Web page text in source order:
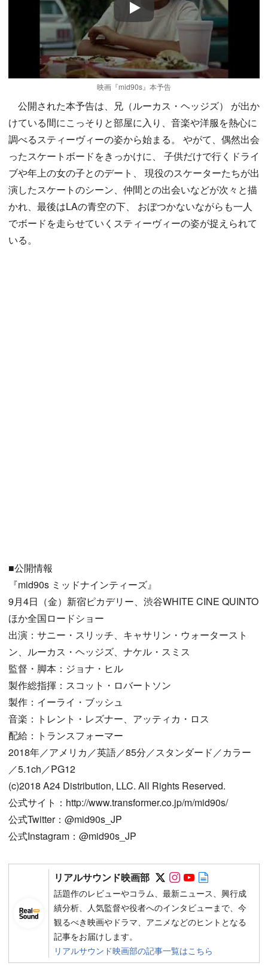
Play
映画『mid90s』本予告
公開された本予告は、兄（ルーカス・ヘッジズ） が出か
けている間にこっそりと部屋に入り、音楽や洋服を熱心に
調べるスティーヴィーの姿から始まる。 やがて、偶然出会
ったスケートボードをきっかけに、 子供だけで行くドライ
ブや年上の女の子とのデート、 現役のスケーターたちが出
演したスケートのシーン、仲間との出会いなどが次々と描
かれ、最後はLAの青空の下、 おぼつかないながらも一人
でボードを走らせていくスティーヴィーの姿が捉えられて
いる。
■公開情報
『mid90s ミッドナインティーズ』
9月4日（金）新宿ピカデリー、渋谷WHITE CINE QUINTO
ほか全国ロードショー
出演：サニー・スリッチ、キャサリン・ウォータースト
ン、ルーカス・ヘッジズ、ナケル・スミス
監督・脚本：ジョナ・ヒル
製作総指揮：スコット・ロバートソン
製作：イーライ・ブッシュ
音楽：トレント・レズナー、アッティカ・ロス
配給：トランスフォーマー
2018年／アメリカ／英語／85分／スタンダード／カラー
／5.1ch／PG12
(c)2018 A24 Distribution, LLC. All Rights Reserved.
公式サイト：http://www.transformer.co.jp/m/mid90s/
公式Twitter：@mid90s_JP
公式Instagram：@mid90s_JP
リアルサウンド映画部 Follow on SNS
Follow on SNS
Follow on
話題作のレビューやコラム、最新ニュース、興行成
績分析、人気監督や役者へのインタビューまで、今
観るべき映画やドラマ、アニメなどのヒントとなる
記事をお届けします。
リアルサウンド映画部の記事一覧はこちら